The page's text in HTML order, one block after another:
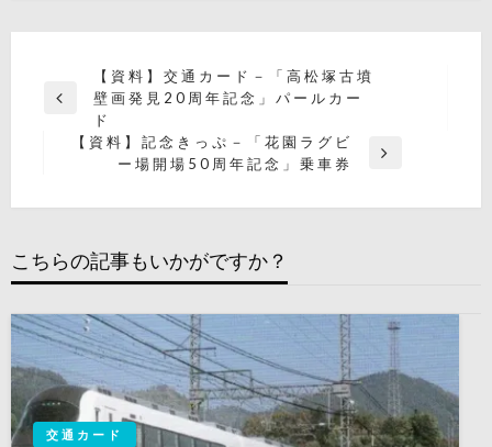
稿
ゲ
シ
ン
前
【資料】交通カード－「高松塚古墳
壁画発見20周年記念」パールカー
ド
投
【資料】記念きっぷ－「花園ラグビ
ー場開場50周年記念」乗車券
こちらの記事もいかがですか？
交通カード